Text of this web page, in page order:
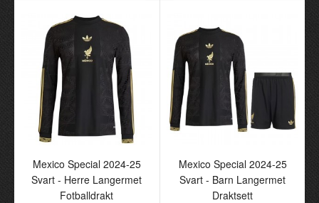
Rød - Herre Fotballdrakt
720NOK 305NOK
Mexico Special 2024-25
Svart - Herre Langermet
Fotballdrakt
Mexico Special 2024-25
Svart - Barn Langermet
Draktsett